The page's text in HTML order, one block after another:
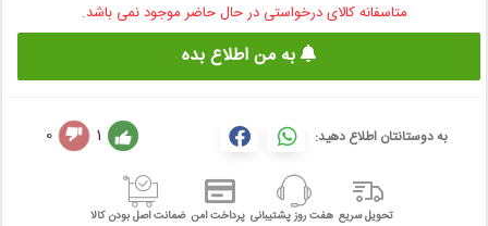
متاسفانه کالای درخواستی در حال حاضر موجود نمی باشد.
به من اطلاع بده
به دوستانتان اطلاع دهید: 1
0
تحویل سریع هفت روز پشتیبانی پرداخت امن ضمانت اصل بودن کالا